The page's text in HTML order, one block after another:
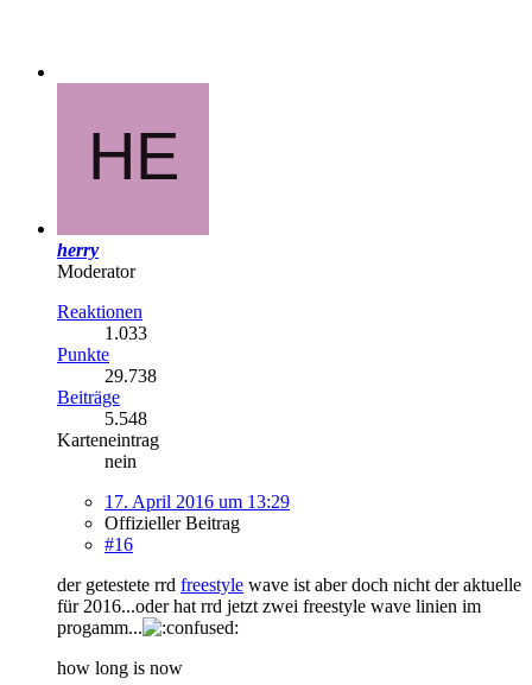
herry
Moderator
Reaktionen
1.033
Punkte
29.738
Beiträge
5.548
Karteneintrag
nein
17. April 2016 um 13:29
Offizieller Beitrag
#16
der getestete rrd freestyle wave ist aber doch nicht der aktuelle
für 2016...oder hat rrd jetzt zwei freestyle wave linien im
progamm...
how long is now